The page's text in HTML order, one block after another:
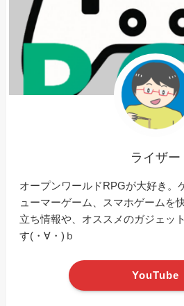
ライザー
オープンワールドRPGが大好き。
ューマーゲーム、スマホゲームを
立ち情報や、オススメのガジェッ
す(・∀・)ｂ
YouTube